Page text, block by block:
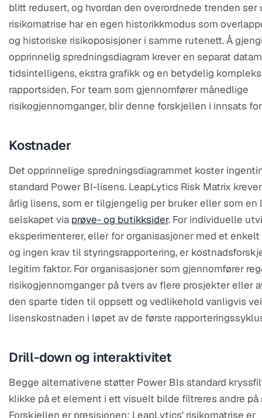
blitt redusert, og hvordan den overordnede trenden ser
risikomatrise har en egen historikkmodus som
og historiske risikoposisjoner i samme rutenett. Å
opprinnelig spredningsdiagram krever en separat
tidsintelligens, ekstra grafikk og en betydelig
rapportsiden. For team som gjennomfører månedlige
risikogjennomganger, blir denne forskjellen i innsats
Kostnader
Det opprinnelige spredningsdiagrammet koster
standard Power BI-lisens. LeapLytics Risk Matrix
årlig lisens, som er tilgjengelig per bruker eller som en
selskapet via prøve- og butikksider. For individuelle
eksperimenterer, eller for organisasjoner med et
og ingen krav til styringsrapportering, er
legitim faktor. For organisasjoner som gjennomfører
risikogjennomganger på tvers av flere prosjekter eller
den sparte tiden til oppsett og vedlikehold vanligvis
lisenskostnaden i løpet av de første
Drill-down og interaktivitet
Begge alternativene støtter Power BIs standard
klikke på et element i ett visuelt bilde filtreres andre på
Forskjellen er presisjonen: LeapLytics' risikomatrise er